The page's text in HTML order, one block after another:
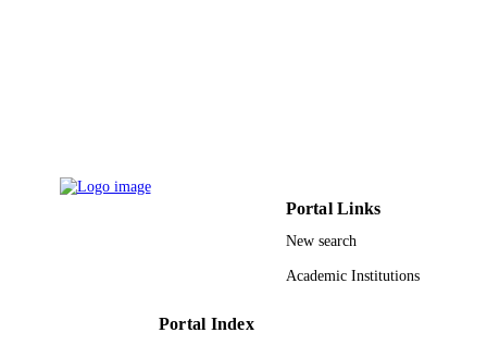
Portal Links
New search
Academic Institutions
Portal Index